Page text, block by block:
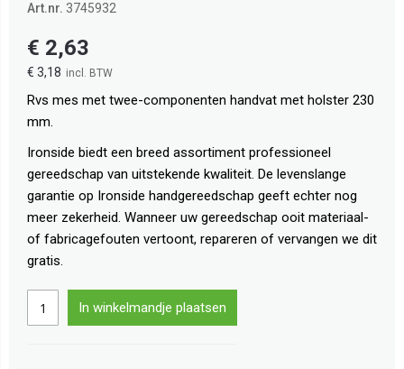
Art.nr. 3745932
€ 3,18
€ 2,63
Rvs mes met twee-componenten handvat met holster 230
mm.
Ironside biedt een breed assortiment professioneel
gereedschap van uitstekende kwaliteit. De levenslange
garantie op Ironside handgereedschap geeft echter nog
meer zekerheid. Wanneer uw gereedschap ooit materiaal-
of fabricagefouten vertoont, repareren of vervangen we dit
gratis.
In winkelmandje plaatsen